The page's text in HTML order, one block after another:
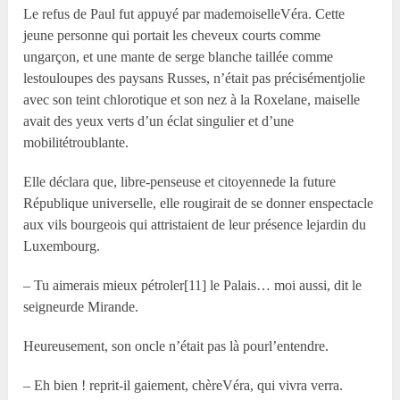
Le refus de Paul fut appuyé par mademoiselleVéra. Cette
jeune personne qui portait les cheveux courts comme
ungarçon, et une mante de serge blanche taillée comme
lestouloupes des paysans Russes, n’était pas précisémentjolie
avec son teint chlorotique et son nez à la Roxelane, maiselle
avait des yeux verts d’un éclat singulier et d’une
mobilitétroublante.
Elle déclara que, libre-penseuse et citoyennede la future
République universelle, elle rougirait de se donner enspectacle
aux vils bourgeois qui attristaient de leur présence lejardin du
Luxembourg.
– Tu aimerais mieux pétroler[11] le Palais… moi aussi, dit le
seigneurde Mirande.
Heureusement, son oncle n’était pas là pourl’entendre.
– Eh bien ! reprit-il gaiement, chèreVéra, qui vivra verra.